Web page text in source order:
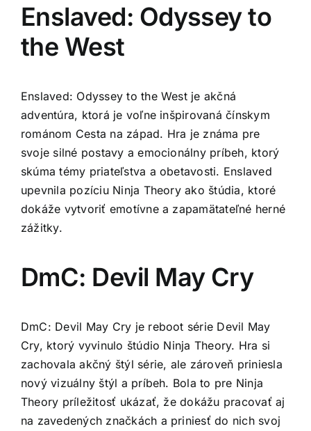
Enslaved: Odyssey to
the West
Enslaved: Odyssey to the West je akčná
adventúra, ktorá je voľne inšpirovaná čínskym
románom Cesta na západ. Hra je známa pre
svoje silné postavy a emocionálny príbeh, ktorý
skúma témy priateľstva a obetavosti. Enslaved
upevnila pozíciu Ninja Theory ako štúdia, ktoré
dokáže vytvoriť emotívne a zapamätateľné herné
zážitky.
DmC: Devil May Cry
DmC: Devil May Cry je reboot série Devil May
Cry, ktorý vyvinulo štúdio Ninja Theory. Hra si
zachovala akčný štýl série, ale zároveň priniesla
nový vizuálny štýl a príbeh. Bola to pre Ninja
Theory príležitosť ukázať, že dokážu pracovať aj
na zavedených značkách a priniesť do nich svoj